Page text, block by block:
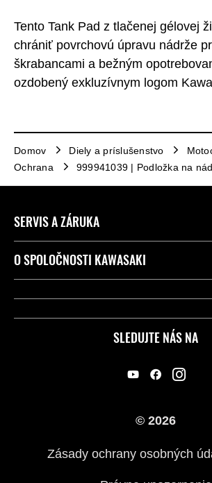
Tento Tank Pad z tlačenej gélovej
chrániť povrchovú úpravu nádrže
škrabancami a bežným
ozdobený exkluzívnym logom
Domov Diely a príslušenstvo
Ochrana
999941039 | Podložka na
SLEDUJTE NÁS NA
SERVIS A ZÁRUKA
Kontaktujte nás
Legálny
O SPOLOČNOSTI KAWASAKI
Spoločnosť
© 2026
Zásady ochrany osobných